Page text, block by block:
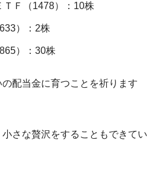
ＴＦ（1478）：10株
）：2株
）：30株
配当金に育つことを祈ります
さな贅沢をすることもできてい